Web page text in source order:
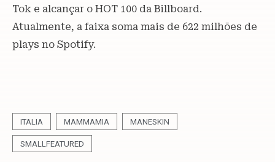
Tok e alcançar o HOT 100 da Billboard.
Atualmente, a faixa soma mais de 622 milhões de
plays no Spotify.
ITALIA MAMMAMIA MANESKIN
SMALLFEATURED